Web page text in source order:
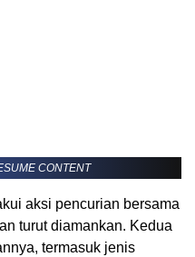
CONTENT
aksi pencurian bersama
turut diamankan. Kedua
termasuk jenis